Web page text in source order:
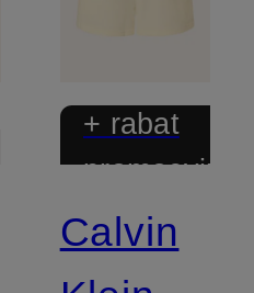
+ rabat
promocyjny
Calvin